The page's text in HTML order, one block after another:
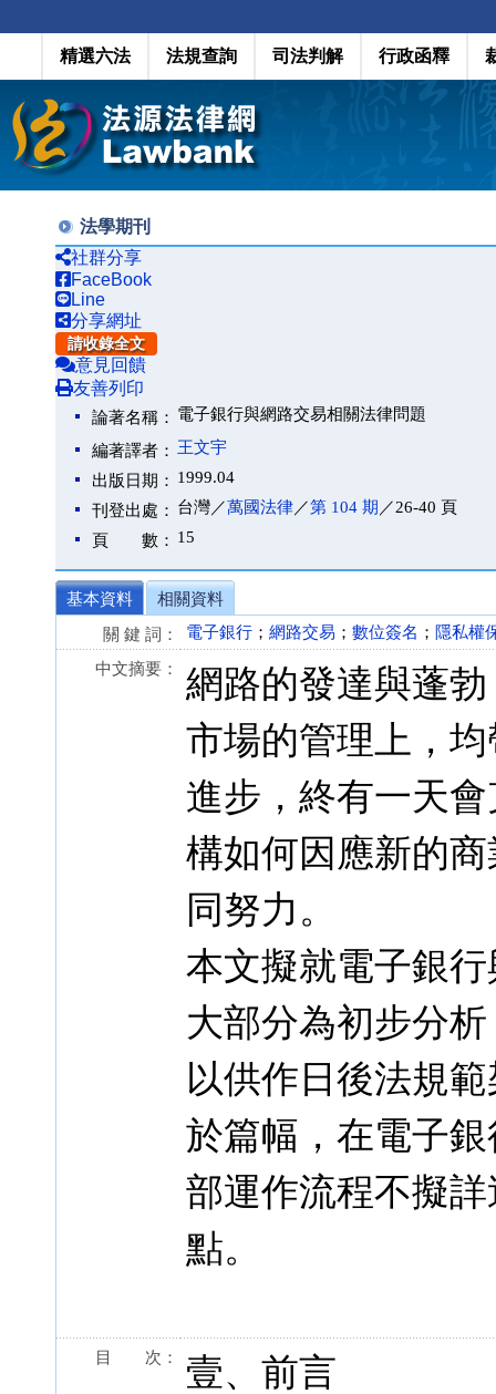
精選六法 法規查詢 司法判解 行政函釋
法學期刊
社群分享
FaceBook
Line
分享網址
請收錄全文
意見回饋
友善列印
論著名稱： 電子銀行與網路交易相關法律問題
編著譯者： 王文宇
出版日期： 1999.04
刊登出處： 台灣／萬國法律／第 104 期 ／26-40 頁
頁 數： 15
基本資料
相關資料
關 鍵 詞：
電子銀行 ； 網路交易 ； 數位簽名 ； 隱私權
中文摘要：
網路的發達與蓬
市場的管理上，
進步，終有一天
構如何因應新的
同努力。
本文擬就電子銀
大部分為初步分
以供作日後法規
於篇幅，在電子
部運作流程不擬
點。
目 次：
壹、前言